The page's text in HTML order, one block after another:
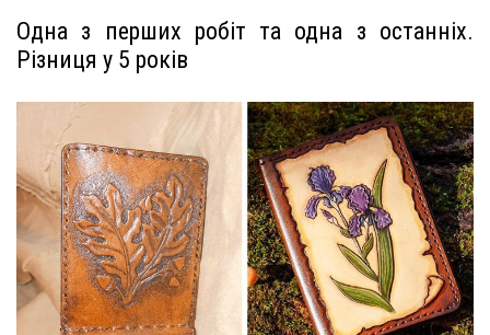
Одна з перших робіт та одна з останніх.
Різниця у 5 років